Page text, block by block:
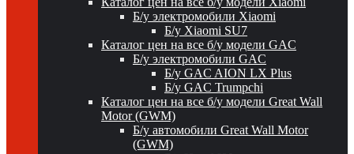
Б/у электромобили Xiaomi
Б/у Xiaomi SU7
Каталог цен на все б/у модели GAC
Б/у электромобили GAC
Б/у GAC AION LX Plus
Б/у GAC Trumpchi
Каталог цен на все б/у модели Great Wall
Motor (GWM)
Б/у автомобили Great Wall Motor
(GWM)